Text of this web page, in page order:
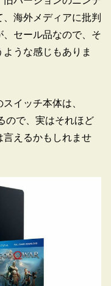
海外メディアに批判
セール品なので、そ
うな感じもありま
イッチ本体は、
ので、実はそれほど
言えるかもしれませ